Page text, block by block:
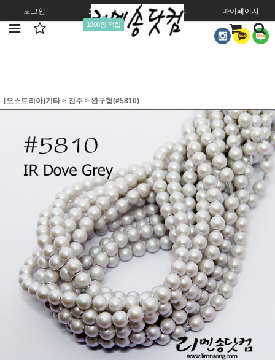
로그인 회원가입
1000원 적립
주문조회 마이페이지
[오스트리아]기타> 진주 > 완구형(#5810)